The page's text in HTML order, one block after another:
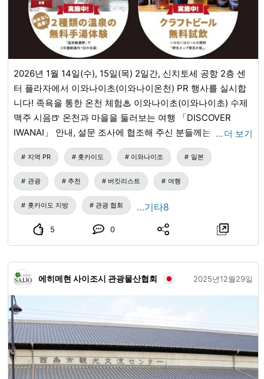
2026년 1월 14일(수), 15일(목) 2일간, 신치토세 공항 2층 센
터 플라자에서 이와나이초(이와나이온천) PR 행사를 실시합
니다! 족욕을 통한 온천 체험♨ 이와나이초(이와나이초) 수제
맥주 시음🍺 온천과 마을을 둘러보는 여행 「DISCOVER
IWANAI」 안내, 설문 조사에 협조해 주신 분들께는 소정의 선
물을 준비하고 있습니다♪ 이와나이 온천은 니세코 지역 바로
옆에 있으면서, 바다와 산으로 둘러싸인 조용한 항구 도시의
온천지♨ 미용 피부에 좋은 온천으로 전국적으로도 평가받아
왔습니다. 떠들썩한 관광지가 아닌, 조용히, 느긋하게 온천과
마주하는 시간을 보내고 싶은 분들에게, 꼭 알려드리고 싶은
도, 환승하시는 분도, 부담 없이 들러 주세요!!! 이벤트 부스에
(이와나이초)를 알아 주세요!!
… 더 보기
지역 PR 홋카이도 이와나이조 일본
관광 추천 버킷리스트 여행
홋카이도 지방 관광 협회 …기타8
5 0
에히메현 사이조시 관광물산협회 2025년12월29일